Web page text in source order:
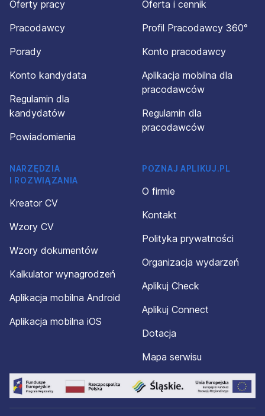
Oferty pracy
Pracodawcy
Porady
Konto kandydata
Regulamin dla
kandydatów
Powiadomienia
Oferta i cennik
Profil Pracodawcy 360°
Konto pracodawcy
Aplikacja mobilna dla
pracodawców
Regulamin dla
pracodawców
NARZĘDZIA
I ROZWIĄZANIA
Kreator CV
Wzory CV
Wzory dokumentów
Kalkulator wynagrodzeń
Aplikacja mobilna Android
Aplikacja mobilna iOS
POZNAJ APLIKUJ.PL
O firmie
Kontakt
Polityka prywatności
Organizacja wydarzeń
Aplikuj Check
Aplikuj Connect
Dotacja
Mapa serwisu